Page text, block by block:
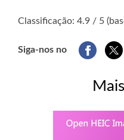
Classificação: 4.9 / 5
Siga-nos no